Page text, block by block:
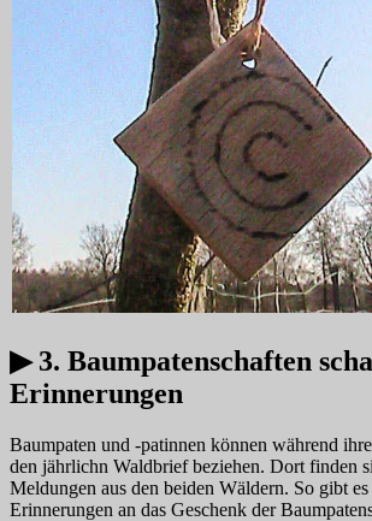
▶ 3. Baumpatenschaften
Erinnerungen
Baumpaten und -patinnen können während
den jährlichn Waldbrief beziehen. Dort finden
Meldungen aus den beiden Wäldern. So gibt
Erinnerungen an das Geschenk der